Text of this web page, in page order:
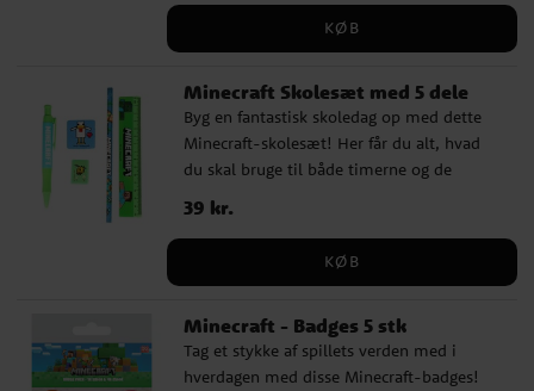
små gaver. ✔️ 200 klistermærker fordelt
Minecrafts verden ✔️ Officielt licenseret
Minecraft produkt
KØB
Minecraft Skolesæt med 5 dele
Byg en fantastisk skoledag op med dette
Minecraft-skolesæt! Her får du alt, hvad
du skal bruge til både timerne og de
kreative pauser, i et design inspireret af
spillets ikoniske univers. ✔️ Blyant ✔️
Viskelæder Med farverige motiver fra
følgesvend i skoletasken. Officielt
licenseret produkt.
Pris:39 kr.
39 kr.
KØB
Minecraft - Badges 5 stk
Tag et stykke af spillets verden med i
hverdagen med disse Minecraft-badges!